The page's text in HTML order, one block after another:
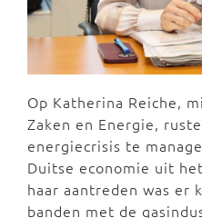
Op Katherina Reiche,
Zaken en Energie,
energiecrisis te
Duitse economie uit
haar aantreden was er
banden met de